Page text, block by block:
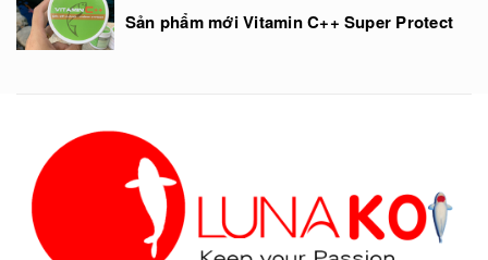
Sản phẩm mới Vitamin C++ Super Protect